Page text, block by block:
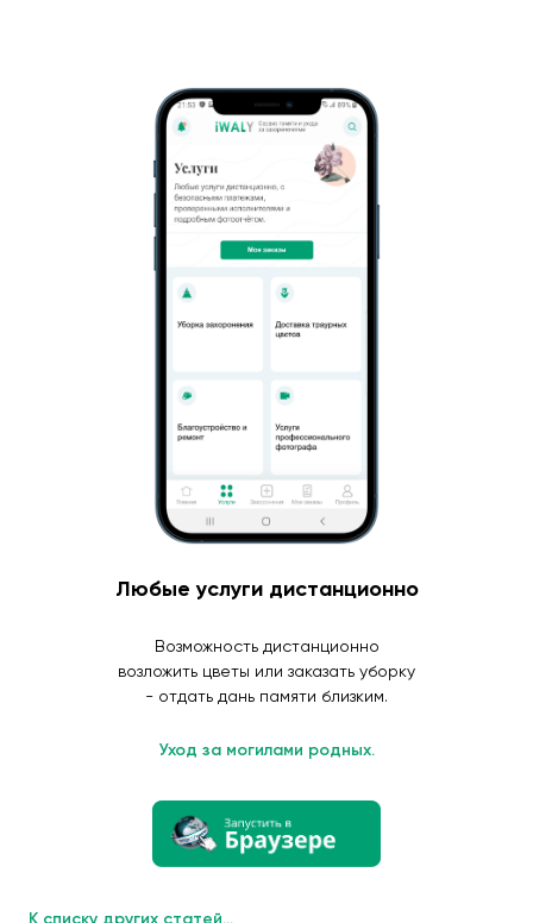
Любые услуги дистанционно
Возможность дистанционно
возложить цветы или заказать уборку
- отдать дань памяти близким.
Уход за могилами родных.
К списку других статей...